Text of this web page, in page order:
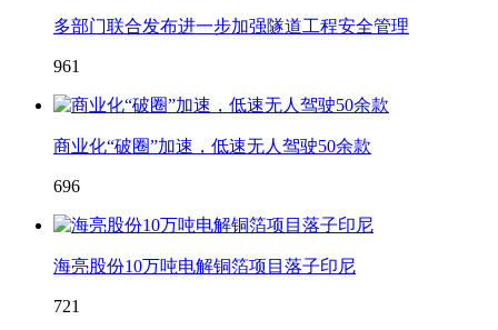
多部门联合发布进一步加强隧道工程安全管理
961
商业化“破圈”加速，低速无人驾驶50余款
696
海亮股份10万吨电解铜箔项目落子印尼
721